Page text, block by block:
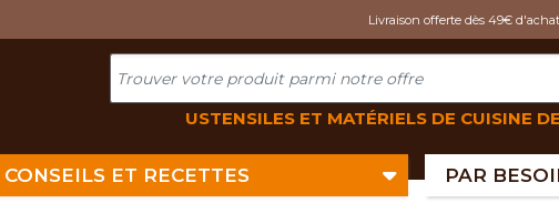
Livraison offerte dès 49€ d'achat
USTENSILES ET MATÉRIELS DE CUISINE
CONSEILS ET RECETTES PAR